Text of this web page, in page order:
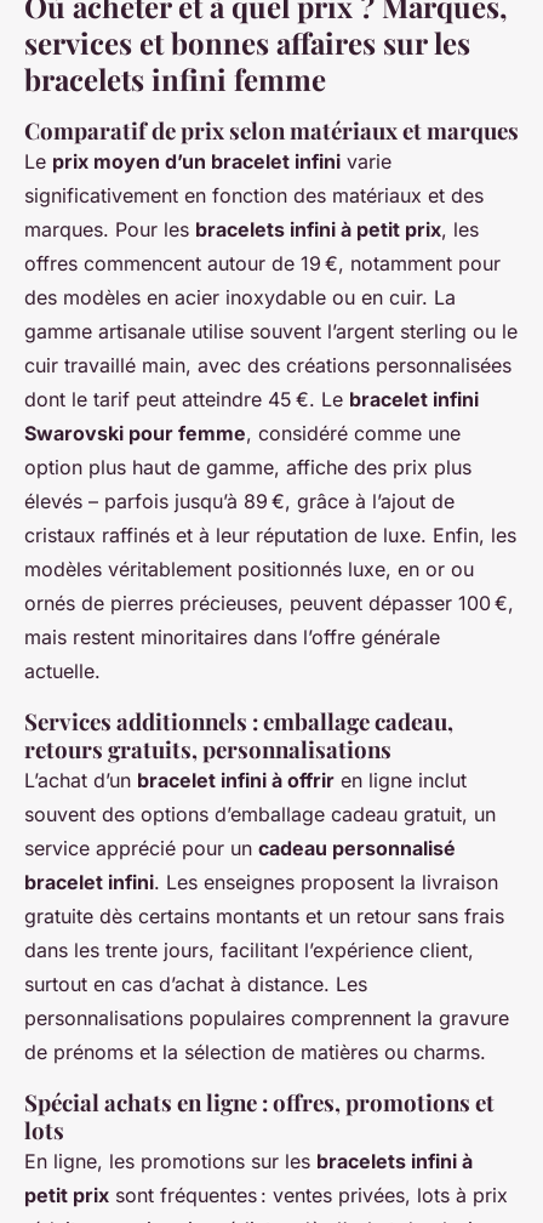
services et bonnes affaires sur les
bracelets infini femme
Comparatif de prix selon matériaux et marques
Le prix moyen d’un bracelet infini varie
significativement en fonction des matériaux et des
marques. Pour les bracelets infini à petit prix, les
offres commencent autour de 19 €, notamment pour
des modèles en acier inoxydable ou en cuir. La
gamme artisanale utilise souvent l’argent sterling ou le
cuir travaillé main, avec des créations personnalisées
dont le tarif peut atteindre 45 €. Le bracelet infini
Swarovski pour femme, considéré comme une
option plus haut de gamme, affiche des prix plus
élevés – parfois jusqu’à 89 €, grâce à l’ajout de
cristaux raffinés et à leur réputation de luxe. Enfin, les
modèles véritablement positionnés luxe, en or ou
ornés de pierres précieuses, peuvent dépasser 100 €,
mais restent minoritaires dans l’offre générale
actuelle.
Services additionnels : emballage cadeau,
retours gratuits, personnalisations
L’achat d’un bracelet infini à offrir en ligne inclut
souvent des options d’emballage cadeau gratuit, un
service apprécié pour un cadeau personnalisé
bracelet infini. Les enseignes proposent la livraison
gratuite dès certains montants et un retour sans frais
dans les trente jours, facilitant l’expérience client,
surtout en cas d’achat à distance. Les
personnalisations populaires comprennent la gravure
de prénoms et la sélection de matières ou charms.
Spécial achats en ligne : offres, promotions et
lots
En ligne, les promotions sur les bracelets infini à
petit prix sont fréquentes : ventes privées, lots à prix